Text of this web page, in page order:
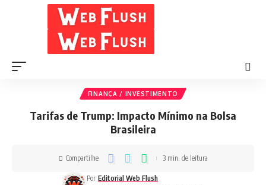
FINANÇA / INVESTIMENTO
Tarifas de Trump: Impacto Mínimo na Bolsa
Brasileira
Por Editorial Web Flush
Compartilhe 3 min. de leitura